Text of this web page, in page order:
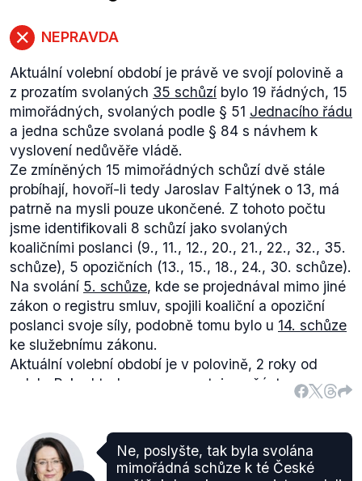
NEPRAVDA
Aktuální volební období je právě ve svojí polovině a
z prozatím svolaných 35 schůzí bylo 19 řádných, 15
mimořádných, svolaných podle § 51 Jednacího řádu
a jedna schůze svolaná podle § 84 s návhem k
vyslovení nedůvěře vládě.
Ze zmíněných 15 mimořádných schůzí dvě stále
probíhají, hovoří-li tedy Jaroslav Faltýnek o 13, má
patrně na mysli pouze ukončené. Z tohoto počtu
jsme identifikovali 8 schůzí jako svolaných
koaličními poslanci (9., 11., 12., 20., 21., 22., 32., 35.
schůze), 5 opozičních (13., 15., 18., 24., 30. schůze).
Na svolání 5. schůze, kde se projednával mimo jiné
zákon o registru smluv, spojili koaliční a opoziční
poslanci svoje síly, podobně tomu bylo u 14. schůze
ke služebnímu zákonu.
Aktuální volební období je v polovině, 2 roky od
voleb. Pokud tedy vezmeme stejnou část z
minulého volebního období, tedy do 28. května
mimořádných a dvě k vyslovení nedůvěry vládě.
Vláda svolala 5 mimořádných schůzí (8., 20., 22.,
Ne, poslyšte, tak byla svolána
mimořádná schůze k té České